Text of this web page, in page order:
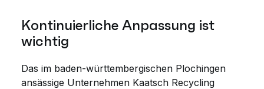
Kontinuierliche Anpassung ist
wichtig
Das im baden-württembergischen Plochingen
ansässige Unternehmen Kaatsch Recycling